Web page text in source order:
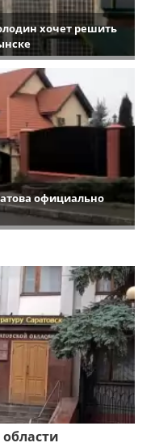
хочет решить
официально